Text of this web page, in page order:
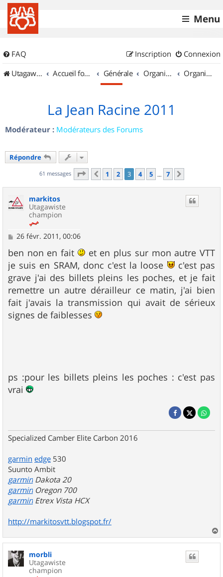
Menu
FAQ Connexion
Inscription
UtagawaVTT (Randos VTT et VTTAE avec traces GPS)
Accueil forum Générale Organisation de sorties & Recherche de partenaires Organisation de sorties en région Île de France
La Jean Racine 2011
Modérateur : Modérateurs des Forums
Répondre
61 messages Page 3sur7
Précédent
1 2 3 4 5 … 7
markitos
Utagawiste
champion
M
s
s
a
g
e
26 févr. 2011, 00:06
ben non en fait
et en plus sur mon autre VTT
je suis en SRAM, donc c'est la loose
c'est pas
grave j'ai des billets pleins les poches, et je fait
remettre un autre dérailleur ce matin, j'ai bien
fait j'avais la transmission qui avait de sérieux
signes de faiblesses
ps :pour les billets pleins les poches : c'est pas
vrai
Specialized Camber Elite Carbon 2016
garmin edge 530
Suunto Ambit
garmin Dakota 20
garmin Oregon 700
garmin Etrex Vista HCX
http://markitosvtt.blogspot.fr/
a
u
morbli
Utagawiste
champion